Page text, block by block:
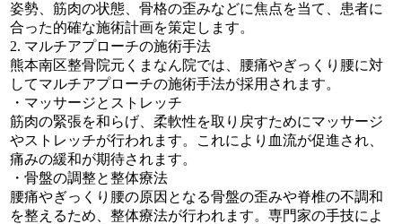
姿勢、筋肉の状態、骨格の歪みなどに焦点を当て、患者に
合った的確な施術計画を策定します。
2. マルチアプローチの施術手法
熊本南区整骨院元くまなん院では、腰痛やぎっくり腰に対
してマルチアプローチの施術手法が採用されます。
・マッサージとストレッチ
筋肉の緊張を和らげ、柔軟性を取り戻すためにマッサージ
やストレッチが行われます。これにより血流が促進され、
痛みの緩和が期待されます。
・骨盤の調整と整体療法
腰痛やぎっくり腰の原因となる骨盤の歪みや脊椎の不調和
を整えるため、整体療法が行われます。専門家の手技によ